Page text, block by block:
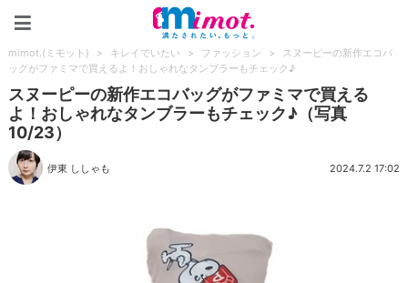
mimot.(ミモット) > キレイでいたい > ファッション >
スヌーピーの新作エコバ
ッグがファミマで買えるよ！おしゃれなタンブラーもチェック♪
スヌーピーの新作エコバッグがファミマで買える
よ！おしゃれなタンブラーもチェック♪（写真
10/23）
伊東 ししゃも 2024.7.2 17:02